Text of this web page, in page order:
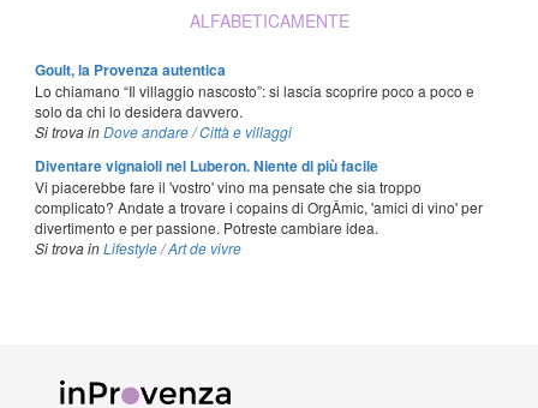
ALFABETICAMENTE
Goult, la Provenza autentica
Lo chiamano “Il villaggio nascosto”: si lascia scoprire poco a poco e
solo da chi lo desidera davvero.
Si trova in Dove andare /Città e villaggi
Diventare vignaioli nel Luberon. Niente di più facile
Vi piacerebbe fare il 'vostro' vino ma pensate che sia troppo
complicato? Andate a trovare i copains di OrgÂmic, 'amici di vino' per
divertimento e per passione. Potreste cambiare idea.
Si trova in Lifestyle /Art de vivre